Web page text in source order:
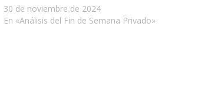
30 de noviembre de 2024
En «Análisis del Fin de Semana Privado»